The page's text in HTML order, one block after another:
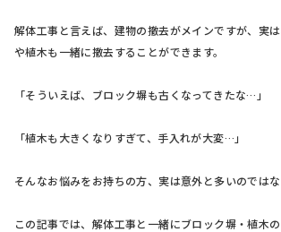
解体工事と言えば、建物の撤去がメインですが、実
や植木も一緒に撤去することができます。
「そういえば、ブロック塀も古くなってきたな…」
「植木も大きくなりすぎて、手入れが大変…」
そんなお悩みをお持ちの方、実は意外と多いのでは
この記事では、解体工事と一緒にブロック塀・植木